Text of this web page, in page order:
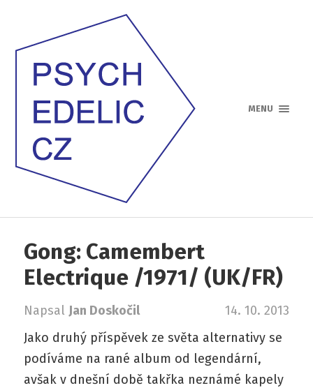
MENU
Gong: Camembert
Electrique /1971/ (UK/FR)
Napsal Jan Doskočil
14. 10. 2013
Jako druhý příspěvek ze světa alternativy se
podíváme na rané album od legendární,
avšak v dnešní době takřka neznámé kapely